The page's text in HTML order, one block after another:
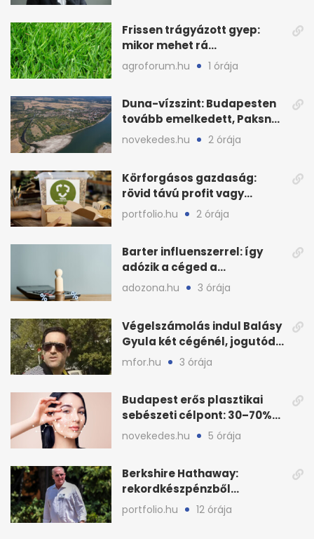
Frissen trágyázott gyep:
mikor mehet rá
biztonságosan gyerek és
kutya?
agroforum.hu 1 órája
Duna-vízszint: Budapesten
tovább emelkedett, Paksnál
keddre jöhet fordulat
novekedes.hu 2 órája
Körforgásos gazdaság:
rövid távú profit vagy
hosszú távú zöld célok?
portfolio.hu 2 órája
Barter influenszerrel: így
adózik a céged a
megállapodás után
adozona.hu 3 órája
Végelszámolás indul Balásy
Gyula két cégénél, jogutód
nélkül zárnak
mfor.hu 3 órája
Budapest erős plasztikai
sebészeti célpont: 30–70%
árkülönbség
novekedes.hu 5 órája
Berkshire Hathaway:
rekordkészpénzből
techrészvényekre költöttek
milliárdokat
portfolio.hu 12 órája